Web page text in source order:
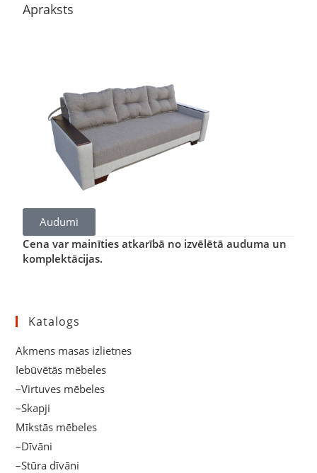
Apraksts
Audumi
Cena var mainīties atkarībā no izvēlētā auduma un
komplektācijas.
Katalogs
Akmens masas izlietnes
Iebūvētās mēbeles
–Virtuves mēbeles
–Skapji
Mīkstās mēbeles
–Dīvāni
–Stūra dīvāni